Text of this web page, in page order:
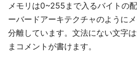
メモリは0~255まで入るバイトの
ーバードアーキテクチャのように
分離しています。文法にない文字
まコメントが書けます。